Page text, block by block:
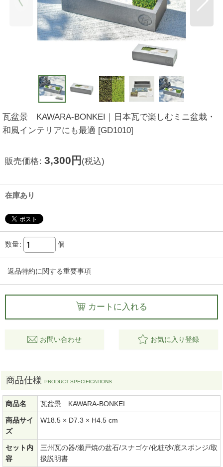
瓦盆景 KAWARA-BONKEI｜日本瓦で楽しむミニ盆栽・
和風インテリアにも最適 [GD1010]
販売価格: 3,300 円 (税込)
在庫あり
数量: 個
返品特約に関する重要事項
カートに入れる
お問い合わせ お気に入り登録
商品仕様
商品名 瓦盆景 KAWARA-BONKEI
商品サイ
ズ
W18.5 × D7.3 × H4.5 cm
セット内
容
三州瓦の器/瀬戸焼の盆石/スナゴケ/化粧砂/底スポンジ/取
扱説明書